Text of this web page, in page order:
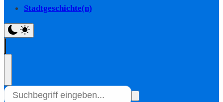
Stadtgeschichte(n)